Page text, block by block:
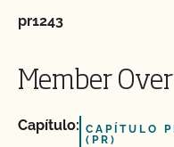
pr1243
Member
Capítulo: CAPÍTULO
(PR)